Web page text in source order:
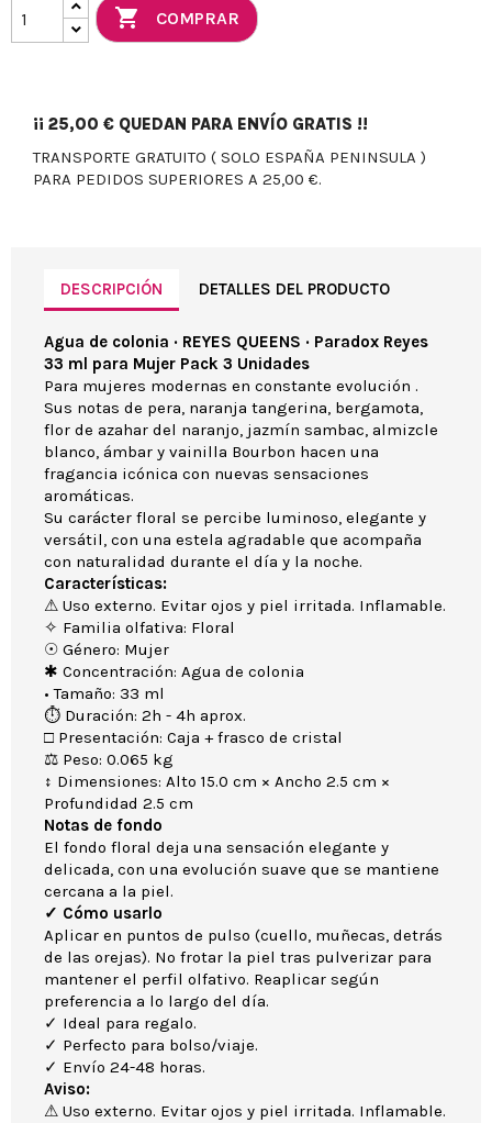
 COMPRAR
¡¡ 25,00 € QUEDAN PARA ENVÍO GRATIS !!
TRANSPORTE GRATUITO ( SOLO ESPAÑA PENINSULA )
PARA PEDIDOS SUPERIORES A 25,00 €.
DESCRIPCIÓN DETALLES DEL PRODUCTO
Agua de colonia · REYES QUEENS · Paradox Reyes
33 ml para Mujer Pack 3 Unidades
Para mujeres modernas en constante evolución .
Sus notas de pera, naranja tangerina, bergamota,
flor de azahar del naranjo, jazmín sambac, almizcle
blanco, ámbar y vainilla Bourbon hacen una
fragancia icónica con nuevas sensaciones
aromáticas.
Su carácter floral se percibe luminoso, elegante y
versátil, con una estela agradable que acompaña
con naturalidad durante el día y la noche.
Características:
⚠ Uso externo. Evitar ojos y piel irritada. Inflamable.
✧ Familia olfativa: Floral
☉ Género: Mujer
✱ Concentración: Agua de colonia
• Tamaño: 33 ml
⏱ Duración: 2h - 4h aprox.
□ Presentación: Caja + frasco de cristal
⚖ Peso: 0.065 kg
↕ Dimensiones: Alto 15.0 cm × Ancho 2.5 cm ×
Profundidad 2.5 cm
Notas de fondo
El fondo floral deja una sensación elegante y
delicada, con una evolución suave que se mantiene
cercana a la piel.
✓ Cómo usarlo
Aplicar en puntos de pulso (cuello, muñecas, detrás
de las orejas). No frotar la piel tras pulverizar para
mantener el perfil olfativo. Reaplicar según
preferencia a lo largo del día.
✓ Ideal para regalo.
✓ Perfecto para bolso/viaje.
✓ Envío 24-48 horas.
Aviso:
⚠ Uso externo. Evitar ojos y piel irritada. Inflamable.